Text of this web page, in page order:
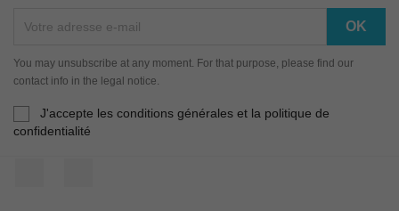
You may unsubscribe at any moment. For that purpose, please find our
contact info in the legal notice.
J'accepte les conditions générales et la politique de
confidentialité